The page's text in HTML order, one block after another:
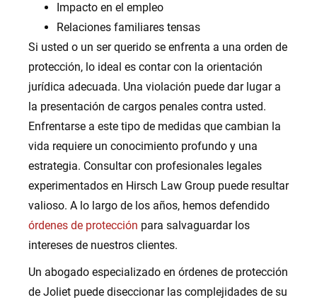
Impacto en el empleo
Relaciones familiares tensas
Si usted o un ser querido se enfrenta a una orden de
protección, lo ideal es contar con la orientación
jurídica adecuada. Una violación puede dar lugar a
la presentación de cargos penales contra usted.
Enfrentarse a este tipo de medidas que cambian la
vida requiere un conocimiento profundo y una
estrategia. Consultar con profesionales legales
experimentados en Hirsch Law Group puede resultar
valioso. A lo largo de los años, hemos defendido
órdenes de protección para salvaguardar los
intereses de nuestros clientes.
Un abogado especializado en órdenes de protección
de Joliet puede diseccionar las complejidades de su